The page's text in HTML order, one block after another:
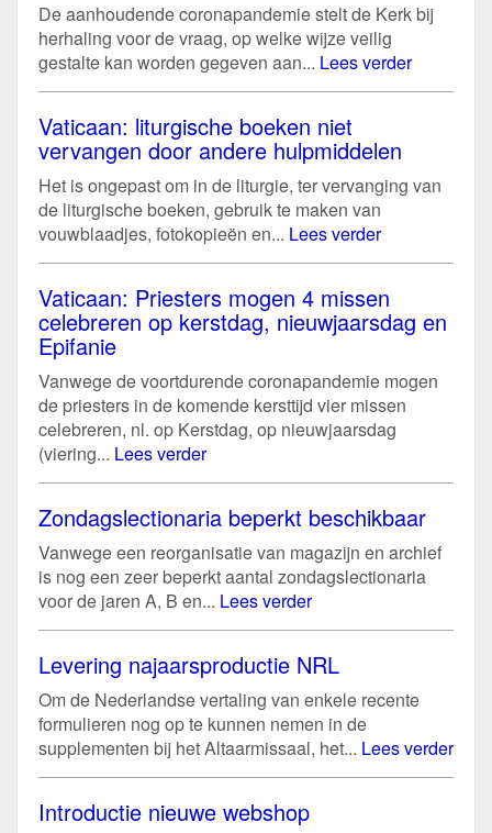
De aanhoudende coronapandemie stelt de Kerk bij
herhaling voor de vraag, op welke wijze veilig
gestalte kan worden gegeven aan... Lees verder
Vaticaan: liturgische boeken niet
vervangen door andere hulpmiddelen
Het is ongepast om in de liturgie, ter vervanging van
de liturgische boeken, gebruik te maken van
vouwblaadjes, fotokopieën en... Lees verder
Vaticaan: Priesters mogen 4 missen
celebreren op kerstdag, nieuwjaarsdag en
Epifanie
Vanwege de voortdurende coronapandemie mogen
de priesters in de komende kersttijd vier missen
celebreren, nl. op Kerstdag, op nieuwjaarsdag
(viering... Lees verder
Zondagslectionaria beperkt beschikbaar
Vanwege een reorganisatie van magazijn en archief
is nog een zeer beperkt aantal zondagslectionaria
voor de jaren A, B en... Lees verder
Levering najaarsproductie NRL
Om de Nederlandse vertaling van enkele recente
formulieren nog op te kunnen nemen in de
supplementen bij het Altaarmissaal, het... Lees verder
Introductie nieuwe webshop